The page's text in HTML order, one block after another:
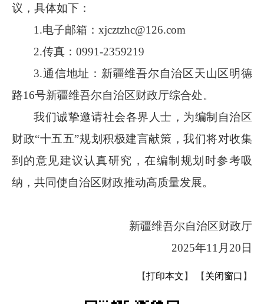
议，具体如下：
1.电子邮箱：xjcztzhc@126.com
2.传真：0991-2359219
3.通信地址：新疆维吾尔自治区天山区明德
路16号新疆维吾尔自治区财政厅综合处。
我们诚挚邀请社会各界人士，为编制 自治区
财政“十五五”规划积极建言献策，我们将对收集
到的意见建议认真研究，在编制规划时参考吸
纳，共同使自治区财政推动高质量发展。
新疆维吾尔自治区财政厅
2025年11月 20 日
【打印本文 】 【 关闭窗口 】